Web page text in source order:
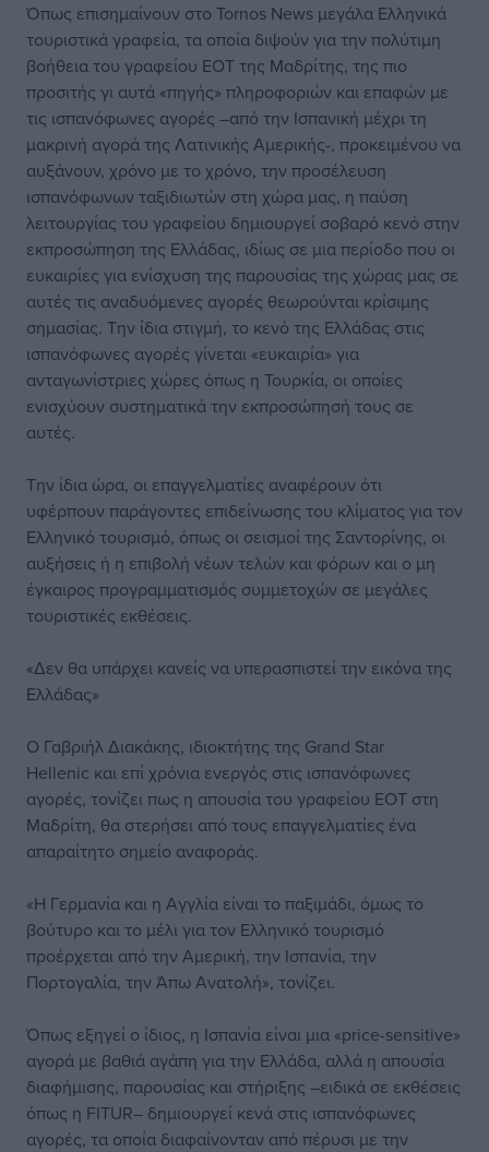
Όπως επισημαίνουν στο Tornos News μεγάλα Ελληνικά
τουριστικά γραφεία, τα οποία διψούν για την πολύτιμη
βοήθεια του γραφείου ΕΟΤ της Μαδρίτης, της πιο
προσιτής γι αυτά «πηγής» πληροφοριών και επαφών με
τις ισπανόφωνες αγορές –από την Ισπανική μέχρι τη
μακρινή αγορά της Λατινικής Αμερικής-, προκειμένου να
αυξάνουν, χρόνο με το χρόνο, την προσέλευση
ισπανόφωνων ταξιδιωτών στη χώρα μας, η παύση
λειτουργίας του γραφείου δημιουργεί σοβαρό κενό στην
εκπροσώπηση της Ελλάδας, ιδίως σε μια περίοδο που οι
ευκαιρίες για ενίσχυση της παρουσίας της χώρας μας σε
αυτές τις αναδυόμενες αγορές θεωρούνται κρίσιμης
σημασίας. Την ίδια στιγμή, το κενό της Ελλάδας στις
ισπανόφωνες αγορές γίνεται «ευκαιρία» για
ανταγωνίστριες χώρες όπως η Τουρκία, οι οποίες
ενισχύουν συστηματικά την εκπροσώπησή τους σε
αυτές.
Την ίδια ώρα, οι επαγγελματίες αναφέρουν ότι
υφέρπουν παράγοντες επιδείνωσης του κλίματος για τον
Ελληνικό τουρισμό, όπως οι σεισμοί της Σαντορίνης, οι
αυξήσεις ή η επιβολή νέων τελών και φόρων και ο μη
έγκαιρος προγραμματισμός συμμετοχών σε μεγάλες
τουριστικές εκθέσεις.
«Δεν θα υπάρχει κανείς να υπερασπιστεί την εικόνα της
Ελλάδας»
Ο Γαβριήλ Διακάκης, ιδιοκτήτης της Grand Star
Hellenic και επί χρόνια ενεργός στις ισπανόφωνες
αγορές, τονίζει πως η απουσία του γραφείου ΕΟΤ στη
Μαδρίτη, θα στερήσει από τους επαγγελματίες ένα
απαραίτητο σημείο αναφοράς.
«Η Γερμανία και η Αγγλία είναι το παξιμάδι, όμως το
βούτυρο και το μέλι για τον Ελληνικό τουρισμό
προέρχεται από την Αμερική, την Ισπανία, την
Πορτογαλία, την Άπω Ανατολή», τονίζει.
Όπως εξηγεί ο ίδιος, η Ισπανία είναι μια «price-sensitive»
αγορά με βαθιά αγάπη για την Ελλάδα, αλλά η απουσία
διαφήμισης, παρουσίας και στήριξης –ειδικά σε εκθέσεις
όπως η FITUR– δημιουργεί κενά στις ισπανόφωνες
αγορές, τα οποία διαφαίνονταν από πέρυσι με την